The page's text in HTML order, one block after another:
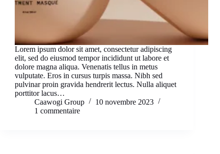
Lorem ipsum dolor sit amet, consectetur adipiscing
elit, sed do eiusmod tempor incididunt ut labore et
dolore magna aliqua. Venenatis tellus in metus
vulputate. Eros in cursus turpis massa. Nibh sed
pulvinar proin gravida hendrerit lectus. Nulla aliquet
porttitor lacus…
Caawogi Group
10 novembre 2023
1 commentaire